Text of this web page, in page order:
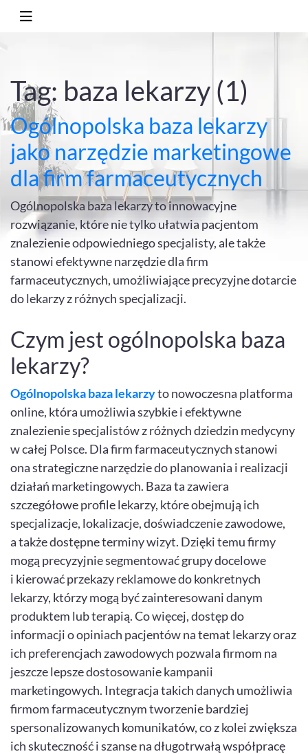
Tag: baza lekarzy (1)
Ogólnopolska baza lekarzy
jako narzędzie marketingowe
dla firm farmaceutycznych
Ogólnopolska baza lekarzy to innowacyjne
rozwiązanie, które nie tylko ułatwia pacjentom
znalezienie odpowiedniego specjalisty, ale także
stanowi efektywne narzędzie dla firm
farmaceutycznych, umożliwiające precyzyjne dotarcie
do lekarzy z różnych specjalizacji.
Czym jest ogólnopolska baza
lekarzy?
Ogólnopolska baza lekarzyto nowoczesna platforma
online, która umożliwia szybkie i efektywne
znalezienie specjalistów z różnych dziedzin medycyny
w całej Polsce. Dla firm farmaceutycznych stanowi
ona strategiczne narzędzie do planowania i realizacji
działań marketingowych. Baza ta zawiera
szczegółowe profile lekarzy, które obejmują ich
specjalizacje, lokalizacje, doświadczenie zawodowe,
a także dostępne terminy wizyt. Dzięki temu firmy
mogą precyzyjnie segmentować grupy docelowe
i kierować przekazy reklamowe do konkretnych
lekarzy, którzy mogą być zainteresowani danym
produktem lub terapią. Co więcej, dostęp do
informacji o opiniach pacjentów na temat lekarzy oraz
ich preferencjach zawodowych pozwala firmom na
jeszcze lepsze dostosowanie kampanii
marketingowych. Integracja takich danych umożliwia
firmom farmaceutycznym tworzenie bardziej
spersonalizowanych komunikatów, co z kolei zwiększa
ich skuteczność i szanse na długotrwałą współpracę